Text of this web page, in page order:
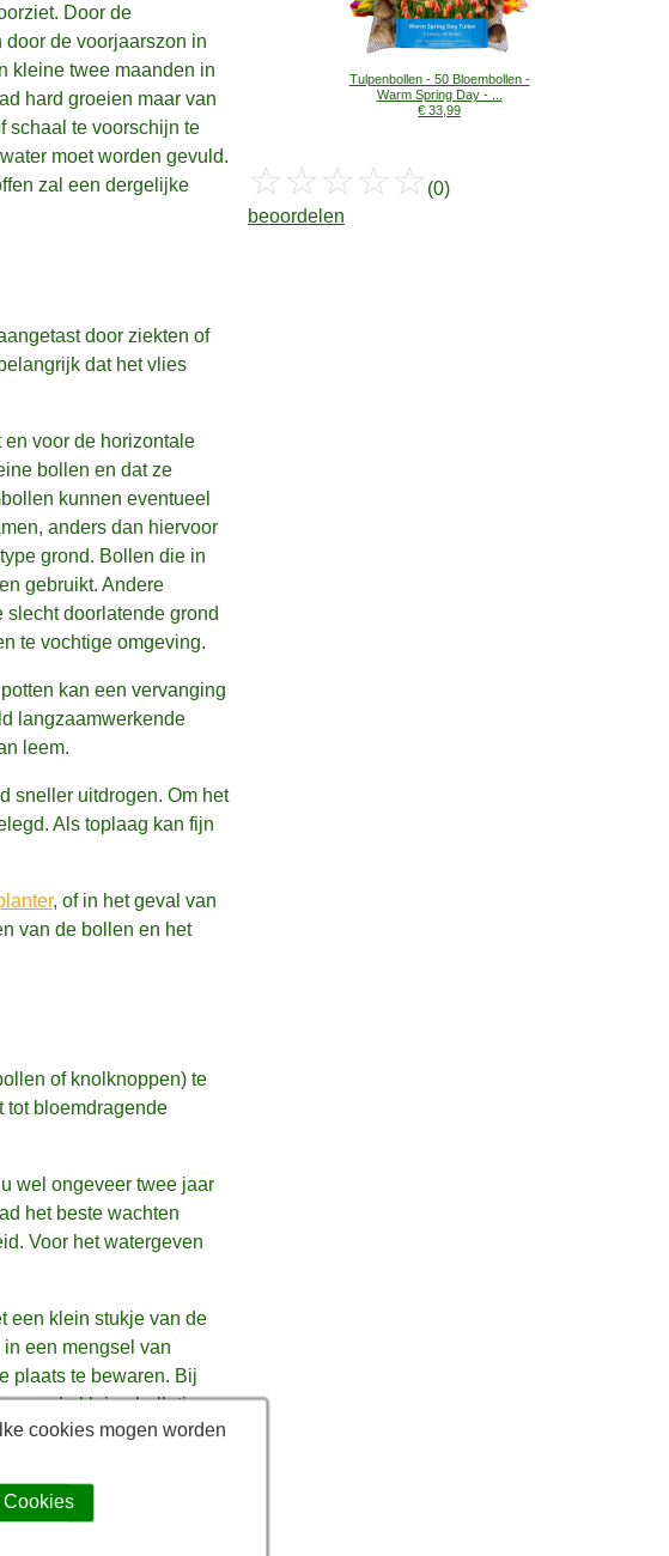
Door de
de voorjaarszon in
kleine twee maanden in
hard groeien maar van
schaal te voorschijn te
moet worden gevuld.
zal een dergelijke
door ziekten of
dat het vlies
voor de horizontale
bollen en dat ze
kunnen eventueel
anders dan hiervoor
grond. Bollen die in
gebruikt. Andere
doorlatende grond
te vochtige omgeving.
kan een vervanging
langzaamwerkende
leem.
sneller uitdrogen. Om het
Als toplaag kan fijn
, of in het geval van
van de bollen en het
of knolknoppen) te
tot bloemdragende
wel ongeveer twee jaar
het beste wachten
Voor het watergeven
een klein stukje van de
een mengsel van
plaats te bewaren. Bij
de kleine bolletjes
van een bol de
worden opgedeeld in
zit. Ook deze
Tulpenbollen - 50 Bloembollen -
Warm Spring Day - ...
€ 33,99
☆☆☆☆☆ (0)
beoordelen
cookies mogen worden
Cookies